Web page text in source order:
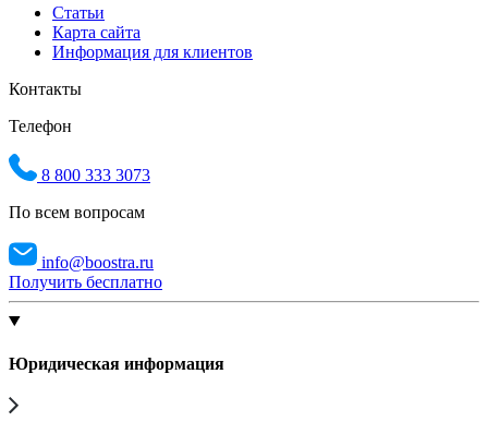
Статьи
Карта сайта
Информация для клиентов
Контакты
Телефон
8 800 333 3073
По всем вопросам
info@boostra.ru
Получить бесплатно
Юридическая информация